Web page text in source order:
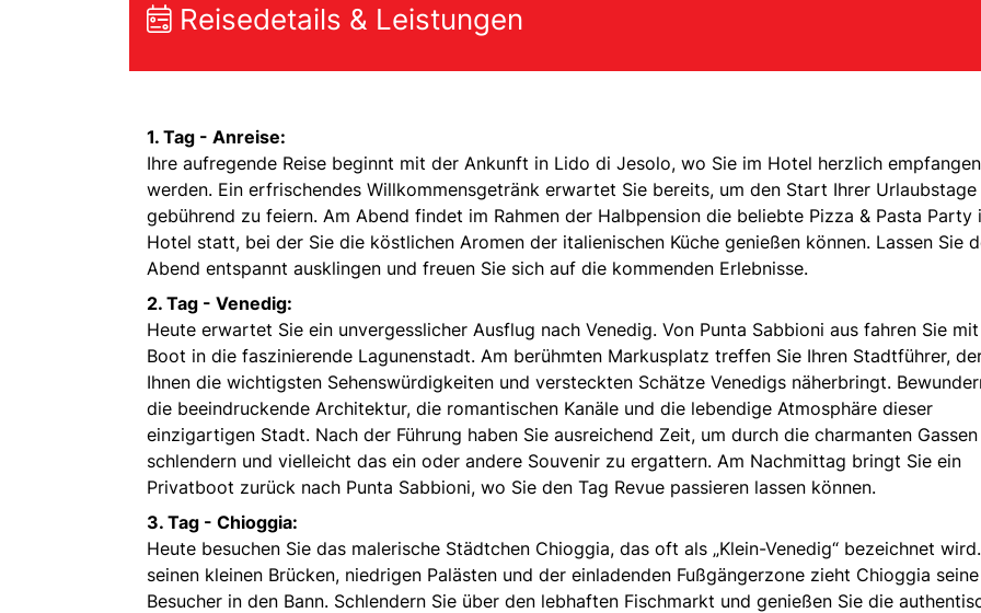
Reisedetails & Leistungen
1. Tag - Anreise:
Ihre aufregende Reise beginnt mit der Ankunft in Lido di Jesolo, wo Sie im Hotel herzlich empfangen
werden. Ein erfrischendes Willkommensgetränk erwartet Sie bereits, um den Start Ihrer Urlaubstage
gebührend zu feiern. Am Abend findet im Rahmen der Halbpension die beliebte Pizza & Pasta Party
Hotel statt, bei der Sie die köstlichen Aromen der italienischen Küche genießen können. Lassen Sie
Abend entspannt ausklingen und freuen Sie sich auf die kommenden Erlebnisse.
2. Tag - Venedig:
Heute erwartet Sie ein unvergesslicher Ausflug nach Venedig. Von Punta Sabbioni aus fahren Sie
Boot in die faszinierende Lagunenstadt. Am berühmten Markusplatz treffen Sie Ihren Stadtführer,
Ihnen die wichtigsten Sehenswürdigkeiten und versteckten Schätze Venedigs näherbringt.
die beeindruckende Architektur, die romantischen Kanäle und die lebendige Atmosphäre dieser
einzigartigen Stadt. Nach der Führung haben Sie ausreichend Zeit, um durch die charmanten
schlendern und vielleicht das ein oder andere Souvenir zu ergattern. Am Nachmittag bringt Sie ein
Privatboot zurück nach Punta Sabbioni, wo Sie den Tag Revue passieren lassen können.
3. Tag - Chioggia:
Heute besuchen Sie das malerische Städtchen Chioggia, das oft als „Klein-Venedig“ bezeichnet
seinen kleinen Brücken, niedrigen Palästen und der einladenden Fußgängerzone zieht Chioggia seine
Besucher in den Bann. Schlendern Sie über den lebhaften Fischmarkt und genießen Sie die